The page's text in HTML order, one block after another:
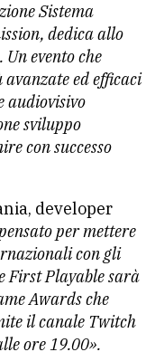
Sistema
dedica allo
evento che
ed efficaci
audiovisivo
sviluppo
con successo
developer
per mettere
con gli
First Playable sarà
Awards che
il canale Twitch
ore 19.00».